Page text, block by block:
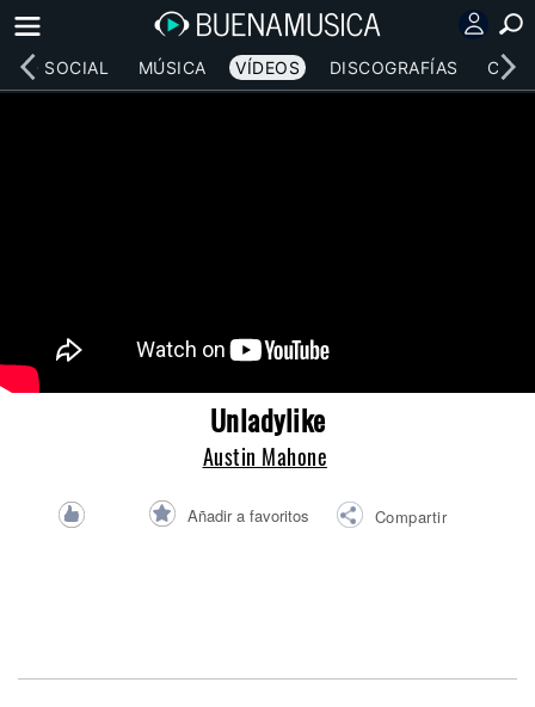
RED SOCIAL MÚSICA VÍDEOS DISCOGRAFÍAS
Unladylike
Austin Mahone
Añadir a favoritos Compartir